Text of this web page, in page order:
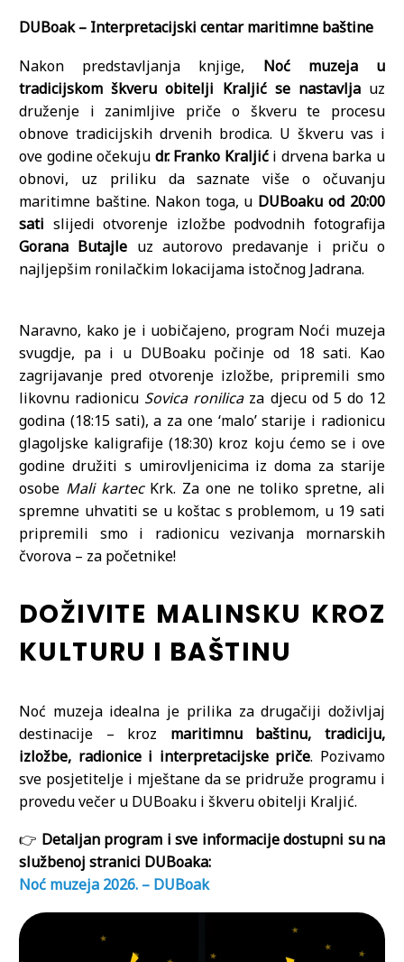
DUBoak – Interpretacijski centar maritimne baštine
Nakon predstavljanja knjige, Noć muzeja u
tradicijskom škveru obitelji Kraljić se nastavljauz
druženje i zanimljive priče o škveru te procesu
obnove tradicijskih drvenih brodica. U škveru vas i
ove godine očekuju dr. Franko Kraljići drvena barka u
obnovi, uz priliku da saznate više o očuvanju
maritimne baštine. Nakon toga, u DUBoaku od 20:00
sati slijedi otvorenje izložbe podvodnih fotografija
Gorana Butajle uz autorovo predavanje i priču o
najljepšim ronilačkim lokacijama istočnog Jadrana.
Naravno, kako je i uobičajeno, program Noći muzeja
svugdje, pa i u DUBoaku počinje od 18 sati. Kao
zagrijavanje pred otvorenje izložbe, pripremili smo
likovnu radionicu Sovica ronilicaza djecu od 5 do 12
godina (18:15 sati), a za one ‘malo’ starije i radionicu
glagoljske kaligrafije (18:30) kroz koju ćemo se i ove
godine družiti s umirovljenicima iz doma za starije
osobe Mali kartecKrk. Za one ne toliko spretne, ali
spremne uhvatiti se u koštac s problemom, u 19 sati
pripremili smo i radionicu vezivanja mornarskih
čvorova – za početnike!
DOŽIVITE MALINSKU KROZ
KULTURU I BAŠTINU
Noć muzeja idealna je prilika za drugačiji doživljaj
destinacije – kroz maritimnu baštinu, tradiciju,
izložbe, radionice i interpretacijske priče. Pozivamo
sve posjetitelje i mještane da se pridruže programu i
provedu večer u DUBoaku i škveru obitelji Kraljić.
👉 Detaljan program i sve informacije dostupni su na
službenoj stranici DUBoaka:
Noć muzeja 2026. – DUBoak